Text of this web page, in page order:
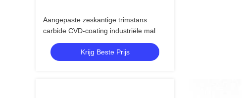
Aangepaste zeskantige trimstans
carbide CVD-coating industriële mal
Krijg Beste Prijs